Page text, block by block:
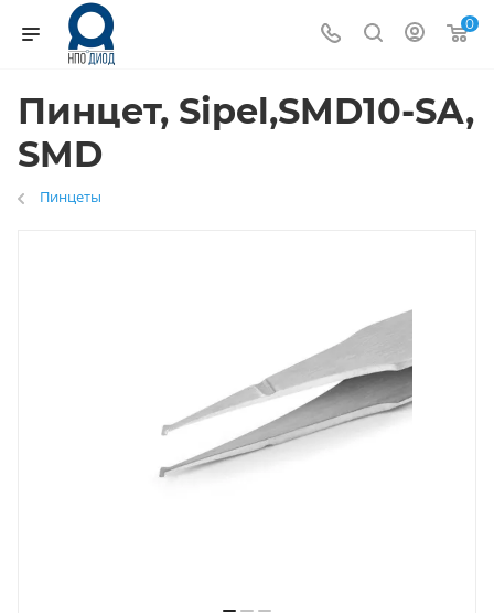
0
Пинцет, Sipel,SMD10-SA,
SMD
Пинцеты